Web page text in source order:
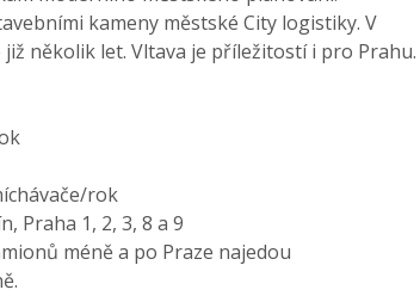
kameny městské City logistiky. V
několik let. Vltava je příležitostí i pro Prahu.
rok
Praha 1, 2, 3, 8 a 9
méně a po Praze najedou